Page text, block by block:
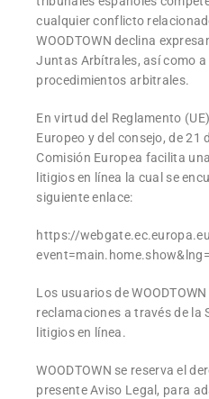
cualquier conflicto
WOODTOWN declina
Juntas Arbítrales, así como
procedimientos arbitrales.
En virtud del Reglamento
Europeo y del consejo, de 21
Comisión Europea facilita
litigios en línea la cual se
siguiente enlace:
https://
Los usuarios de
reclamaciones a través de la
litigios en línea.
WOODTOWN se reserva el
presente Aviso Legal, para